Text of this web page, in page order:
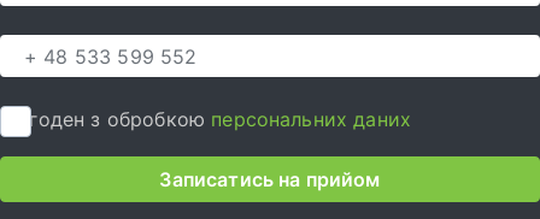
Я згоден з обробкою персональних даних
Записатись на прийом